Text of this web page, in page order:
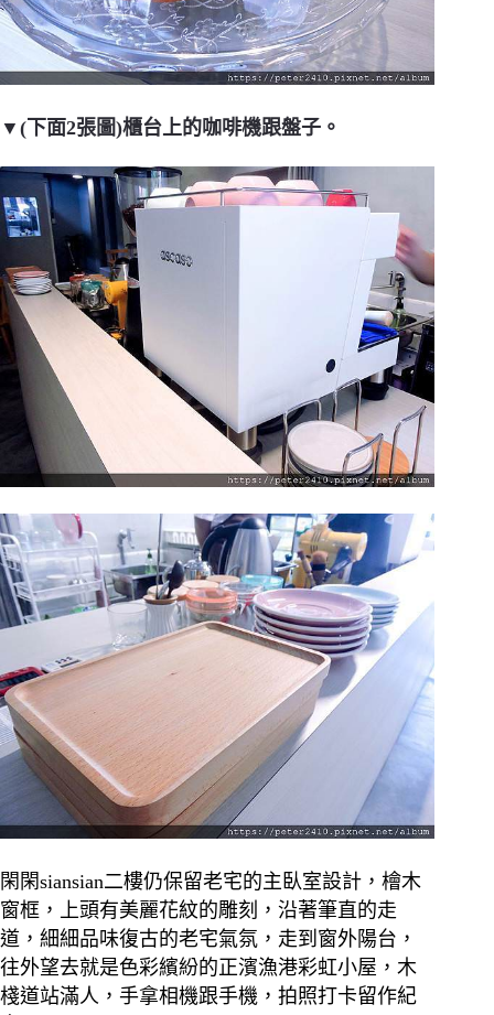
▼(下面2張圖)櫃台上的咖啡機跟盤子。
閑閑siansian二樓仍保留老宅的主臥室設計，檜木
窗框，上頭有美麗花紋的雕刻，沿著筆直的走
道，細細品味復古的老宅氣氛，走到窗外陽台，
往外望去就是色彩繽紛的正濱漁港彩虹小屋，木
棧道站滿人，手拿相機跟手機，拍照打卡留作紀